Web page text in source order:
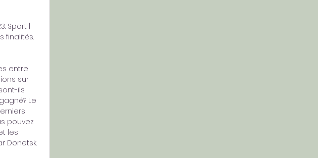
Sport |
finalités.
entre
sur
ils
Le
pouvez
les
Donetsk.